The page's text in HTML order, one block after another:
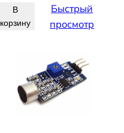
В
корзину
Быстрый
просмотр